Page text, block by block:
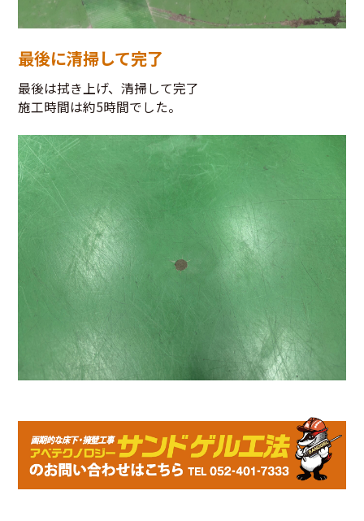
最後に清掃して完了
最後は拭き上げ、清掃して完了
施工時間は約5時間でした。